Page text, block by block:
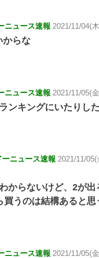
ニュース速報 2021/11/04(
からな
ニュース速報 2021/11/05(
ンキングにいたりし
ニュース速報 2021/11/
からないけど、2が
うのは結構あると思
ニュース速報 2021/11/05(